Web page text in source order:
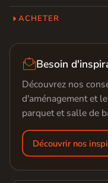
ACHETER
Besoin
Découvrez nos
d'aménagement et
parquet et salle de
Découvrir nos